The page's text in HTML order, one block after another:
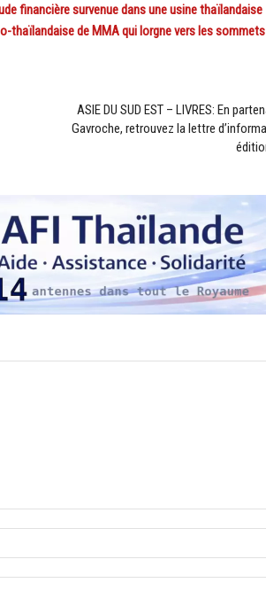
financière survenue dans une usine thaïlandaise
thaïlandaise de MMA qui lorgne vers les sommets
ASIE DU SUD EST – LIVRES: En
Gavroche, retrouvez la lettre